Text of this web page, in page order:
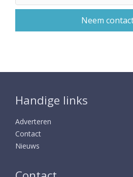
Handige links
Adverteren
Contact
Nieuws